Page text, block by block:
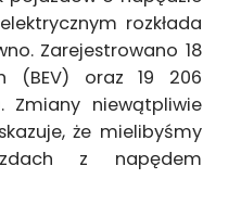
rozkłada
Zarejestrowano 18
(BEV) oraz 19 206
Zmiany niewątpliwie
że mielibyśmy
z napędem